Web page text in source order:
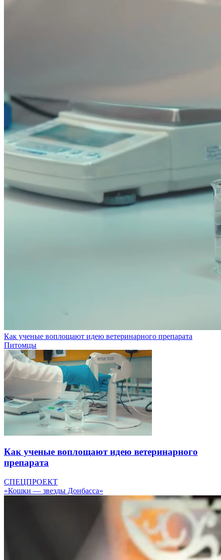
Как ученые воплощают идею ветеринарного препарата
Питомцы
Как ученые воплощают идею ветеринарного
препарата
СПЕЦПРОЕКТ
«Кошки — звезды Донбасса»